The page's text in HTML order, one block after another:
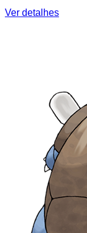
Ver detalhes